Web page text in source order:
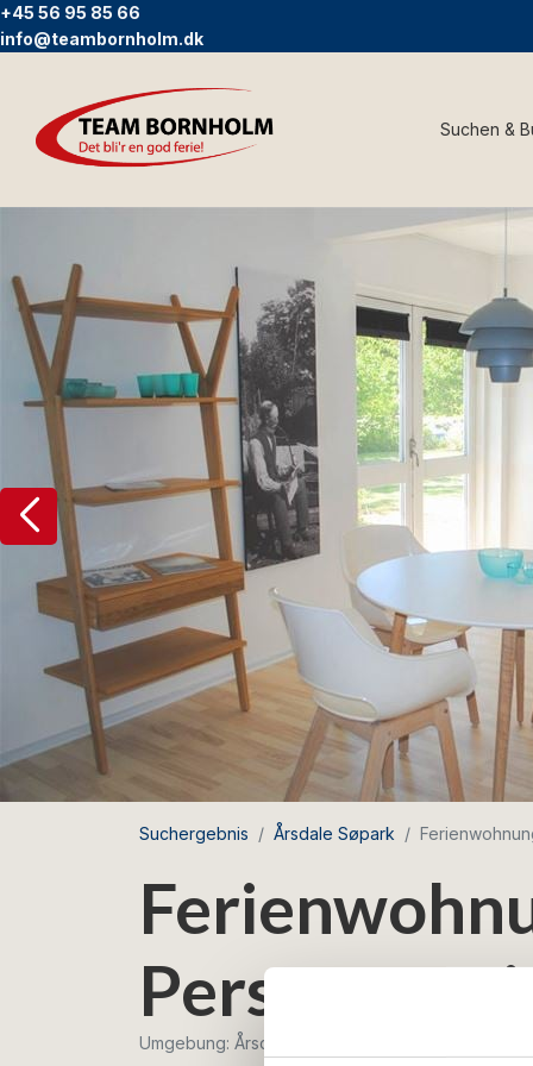
+45 56 95 85 66
info@teambornholm.dk
Suchen &
Suchergebnis Årsdale Søpark
Personen
Umgebung: Årsdale